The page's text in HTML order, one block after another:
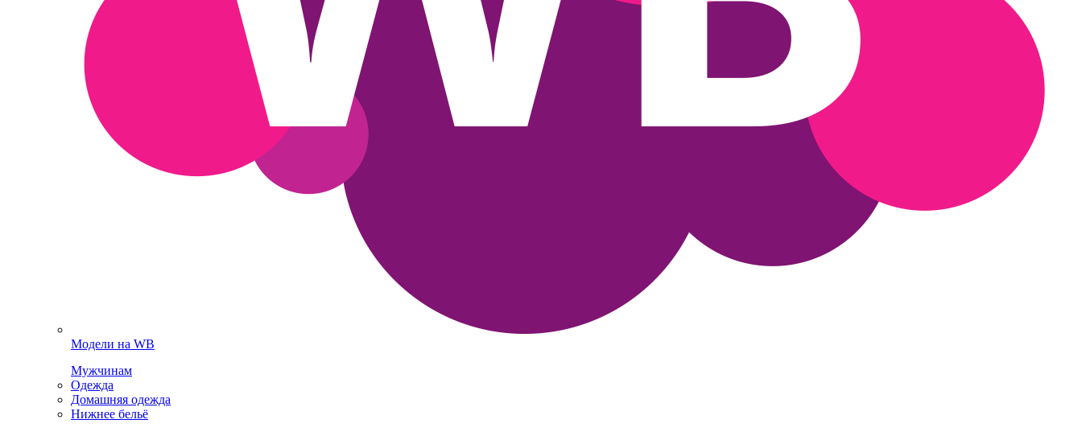
Модели на WB
Мужчинам
Одежда
Домашняя одежда
Нижнее бельё